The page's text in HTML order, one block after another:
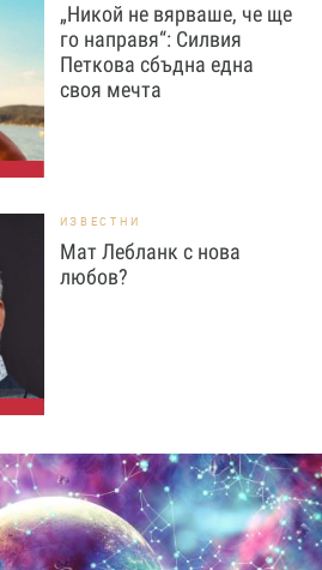
„Никой не вярваше, че ще
го направя“: Силвия
Петкова сбъдна една
своя мечта
ИЗВЕСТНИ
Мат Лебланк с нова
любов?